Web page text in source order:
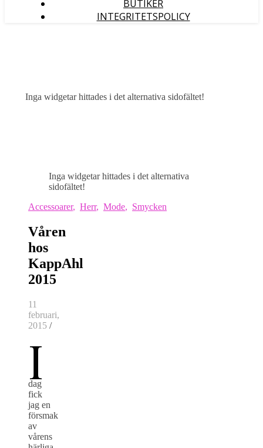
BUTIKER
INTEGRITETSPOLICY
Inga widgetar hittades i det alternativa sidofältet!
Inga widgetar hittades i det alternativa
sidofältet!
Accessoarer, Herr, Mode, Smycken
Våren
hos
KappAhl
2015
11
februari,
2015 /
I
dag
fick
jag en
försmak
av
vårens